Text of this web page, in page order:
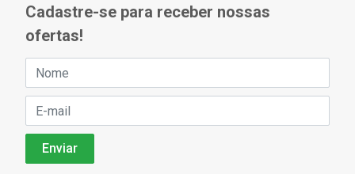
Cadastre-se para receber nossas
ofertas!